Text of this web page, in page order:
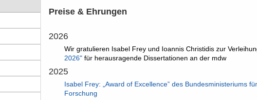
Preise & Ehrungen
2026
Wir gratulieren Isabel Frey und Ioannis Christidis zur
2026" für herausragende Dissertationen an der mdw
2025
Isabel Frey: „Award of Excellence” des Bundesministeriums
Forschung